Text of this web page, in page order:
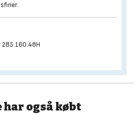
285.160.48H
har også købt